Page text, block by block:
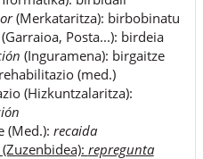
(Merkataritza): birbobinatu
Posta...): birdeia
(Inguramena): birgaitze
(med.)
(Hizkuntzalaritza):
(Med.): recaida
repregunta